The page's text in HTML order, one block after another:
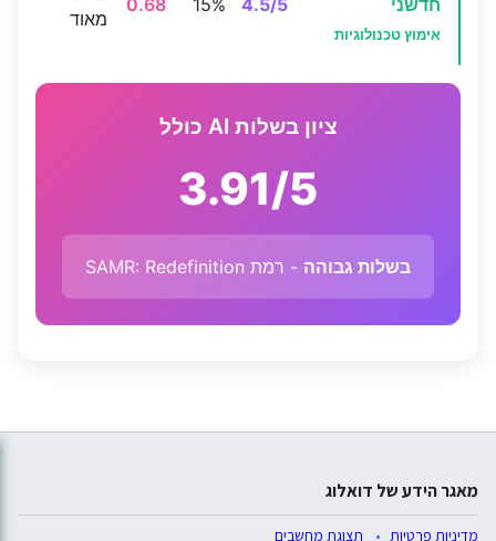
חדשני
אימוץ טכנולוגיות
4.5/5
15%
0.68
מאוד
ציון בשלות AI כולל
3.91/5
בשלות גבוהה - רמת SAMR: Redefinition
מאגר הידע של דואלוג
מדיניות פרטיות תצוגת מחשבים